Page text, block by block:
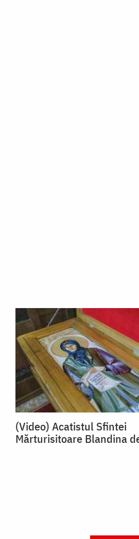
(Video) Acatistul Sfintei
Mărturisitoare Blandina